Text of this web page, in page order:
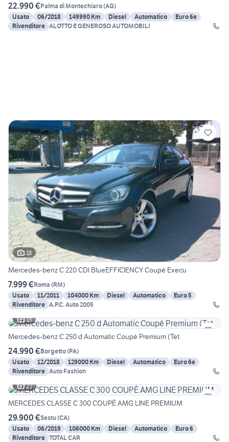
22.990 €Palma di Montechiaro(AG)
Usato
06/2018 149990 Km Diesel Automatico
Euro 6e
Rivenditore ALOTTO E GENEROSO AUTOMOBILI
18
Mercedes-benz C 220 CDI BlueEFFICIENCY Coupé Execu
7.999 €Roma (RM)
Usato
11/2011 104000 Km Diesel Automatico
Euro 5
Rivenditore A.P.C. Auto 2005
15
Mercedes-benz C 250 d Automatic Coupé Premium (Tet
24.990 €Borgetto(PA)
Usato
12/2018 129000 Km Diesel Automatico
Euro 6e
Rivenditore Auto Fashion
23
MERCEDES CLASSE C 300 COUPÈ AMG LINE PREMIUM
29.900 €Sestu(CA)
Usato
06/2019 106000 Km Diesel Automatico
Euro 6
Rivenditore TOTAL CAR